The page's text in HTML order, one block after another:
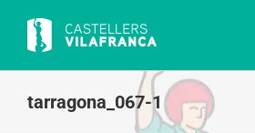
content
tarragona_067-1